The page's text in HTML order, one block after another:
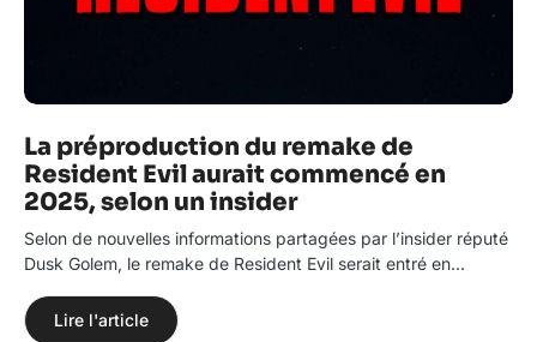
La préproduction du remake de
Resident Evil aurait commencé en
2025, selon un insider
Selon de nouvelles informations partagées par l’insider réputé
Dusk Golem, le remake de Resident Evil serait entré en…
Lire l'article